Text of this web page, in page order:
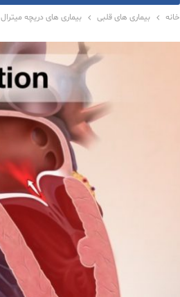
خانه بیماری های قلبی بیماری های دریچه میترال